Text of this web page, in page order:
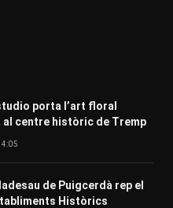
porta l’art floral
al centre històric de Tremp
de Puigcerdà rep el
Històrics